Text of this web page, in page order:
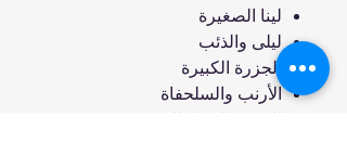
لينا الصغيرة
ليلى والذئب
الجزرة الكبيرة
الأرنب والسلحفاة